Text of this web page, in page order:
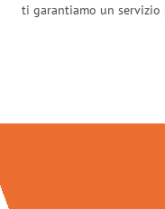
ti garantiamo un